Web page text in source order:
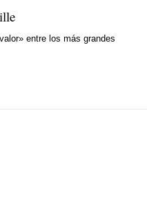
entre los más grandes